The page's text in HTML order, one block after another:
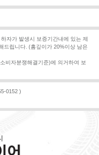
자가 발생시 보증기간내에 있는 제
드립니다. (홈깊이가 20%이상 남은
비자분쟁해결기준)에 의거하여 보
0152 )